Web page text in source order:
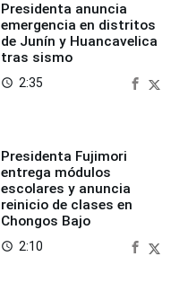
Presidenta anuncia
emergencia en distritos
de Junín y Huancavelica
tras sismo
access_time 2:35
Presidenta Fujimori
entrega módulos
escolares y anuncia
reinicio de clases en
Chongos Bajo
access_time 2:10